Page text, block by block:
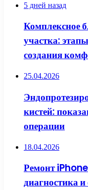
5 дней назад
Комплексное
участка:
создания
25.04.2026
кистей:
операции
18.04.2026
Ремонт
диагностика